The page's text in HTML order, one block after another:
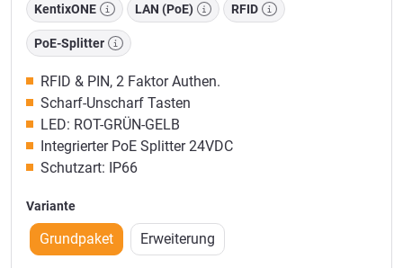
KentixONE LAN (PoE) RFID
PoE-Splitter
RFID & PIN, 2 Faktor Authen.
Scharf-Unscharf Tasten
LED: ROT-GRÜN-GELB
Integrierter PoE Splitter 24VDC
Schutzart: IP66
Variante
Grundpaket Erweiterung